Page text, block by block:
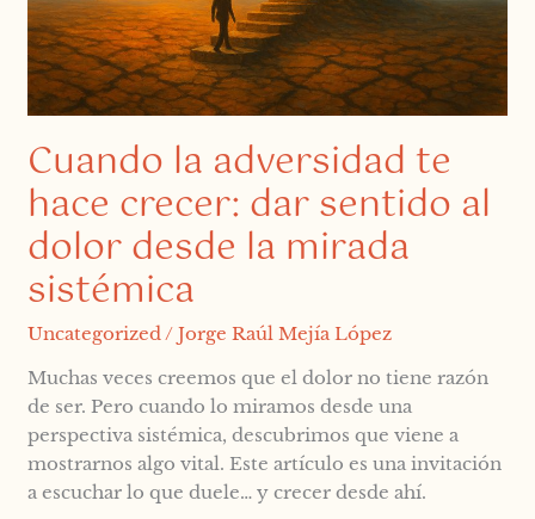
Cuando la adversidad te
hace crecer: dar sentido al
dolor desde la mirada
sistémica
Uncategorized/Jorge Raúl Mejía López
Muchas veces creemos que el dolor no tiene razón
de ser. Pero cuando lo miramos desde una
perspectiva sistémica, descubrimos que viene a
mostrarnos algo vital. Este artículo es una invitación
a escuchar lo que duele… y crecer desde ahí.
sentido
al
dolor
desde
la
mirada
sistémica